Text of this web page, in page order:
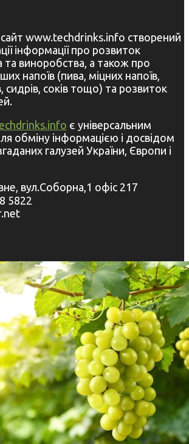
www.techdrinks.info створений
інформації про розвиток
та виноробства, а також про
напоїв (пива, міцних напоїв,
сидрів, соків тощо) та розвиток
є універсальним
обміну інформацією і досвідом
галузей України, Європи і
вул.Соборна,1 офіс 217
5822